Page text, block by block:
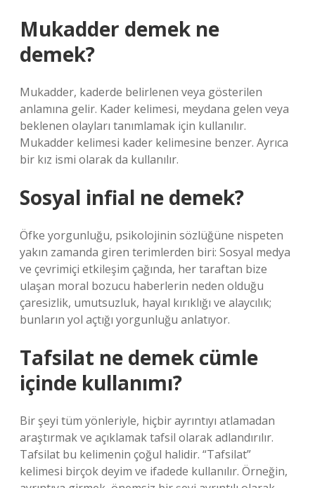
Mukadder demek ne
demek?
Mukadder, kaderde belirlenen veya gösterilen
anlamına gelir. Kader kelimesi, meydana gelen veya
beklenen olayları tanımlamak için kullanılır.
Mukadder kelimesi kader kelimesine benzer. Ayrıca
bir kız ismi olarak da kullanılır.
Sosyal infial ne demek?
Öfke yorgunluğu, psikolojinin sözlüğüne nispeten
yakın zamanda giren terimlerden biri: Sosyal medya
ve çevrimiçi etkileşim çağında, her taraftan bize
ulaşan moral bozucu haberlerin neden olduğu
çaresizlik, umutsuzluk, hayal kırıklığı ve alaycılık;
bunların yol açtığı yorgunluğu anlatıyor.
Tafsilat ne demek cümle
içinde kullanımı?
Bir şeyi tüm yönleriyle, hiçbir ayrıntıyı atlamadan
araştırmak ve açıklamak tafsil olarak adlandırılır.
Tafsilat bu kelimenin çoğul halidir. “Tafsilat”
kelimesi birçok deyim ve ifadede kullanılır. Örneğin,